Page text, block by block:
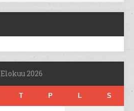
Elokuu 2026
T P L S